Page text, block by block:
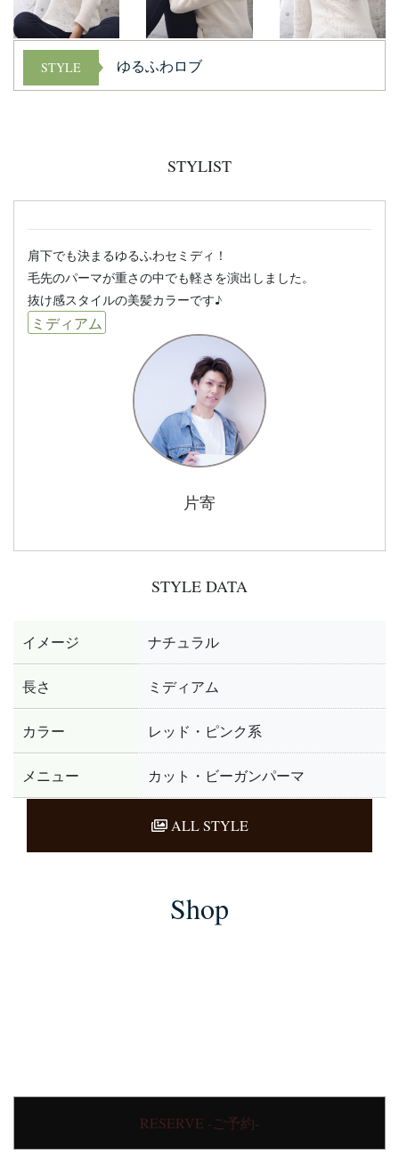
STYLE ゆるふわロブ
STYLIST
肩下でも決まるゆるふわセミディ！
毛先のパーマが重さの中でも軽さを演出しました。
抜け感スタイルの美髪カラーです♪
ミディアム
片寄
STYLE DATA
イメージ ナチュラル
長さ ミディアム
カラー レッド・ピンク系
メニュー カット・ビーガンパーマ
ALL STYLE
Shop
RESERVE -ご予約-